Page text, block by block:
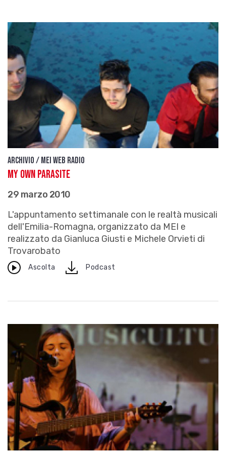
Archivio / Mei Web Radio
My Own Parasite
29 marzo 2010
L'appuntamento settimanale con le realtà musicali
dell'Emilia-Romagna, organizzato da MEI e
realizzato da Gianluca Giusti e Michele Orvieti di
Trovarobato
Ascolta downloadPodcast